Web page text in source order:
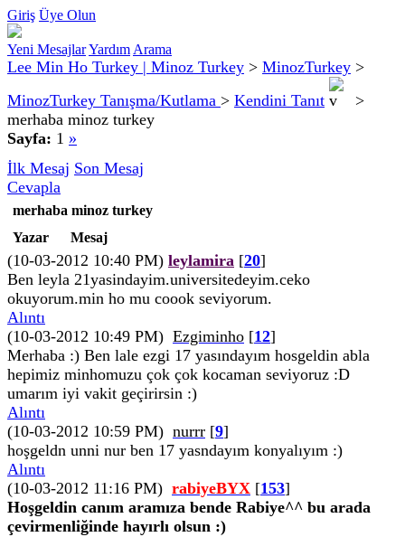
Giriş Üye Olun
Yeni MesajlarYardım Arama
Lee Min Ho Turkey | Minoz Turkey > MinozTurkey >
MinozTurkey Tanışma/Kutlama > Kendini Tanıt
>
merhaba minoz turkey
Sayfa: 1 »
İlk Mesaj Son Mesaj
Cevapla
merhaba minoz turkey
Yazar
Mesaj
(10-03-2012 10:40 PM) leylamira [20]
Ben leyla 21yasindayim.universitedeyim.ceko
okuyorum.min ho mu coook seviyorum.
Alıntı
(10-03-2012 10:49 PM) Ezgiminho [12]
Merhaba :) Ben lale ezgi 17 yasındayım hosgeldin abla
hepimiz minhomuzu çok çok kocaman seviyoruz :D
umarım iyi vakit geçirirsin :)
Alıntı
(10-03-2012 10:59 PM) nurrr [9]
hoşgeldn unni nur ben 17 yasndayım konyalıyım :)
Alıntı
(10-03-2012 11:16 PM) rabiyeBYX [153]
Hoşgeldin canım aramıza bende Rabiye^^ bu arada
çevirmenliğinde hayırlı olsun :)